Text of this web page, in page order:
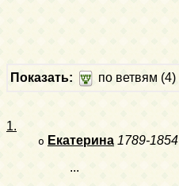
Показать: по ветвям (4)
1.
o Екатерина 1789-1854
...